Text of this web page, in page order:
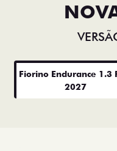
Fiorino Endurance 1.3
2027